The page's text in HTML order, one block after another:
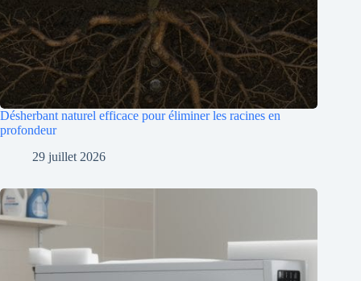
Désherbant naturel efficace pour éliminer les racines en
profondeur
29 juillet 2026